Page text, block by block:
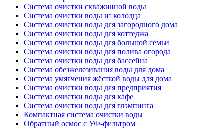
Система очистки скважинной воды
Система очистки воды из колодца
Система очистки воды для загородного дома
Система очистки воды для коттеджа
Система очистки воды для большой семьи
Система очистки воды для полива огорода
Система очистки воды для бассейна
Система обезжелезивания воды для дома
Система умягчения жёсткой воды для дома
Система очистки воды для предприятия
Система очистки воды для кафе
Система очистки воды для глэмпинга
Компактная система очистки воды
Обратный осмос c УФ-фильтром